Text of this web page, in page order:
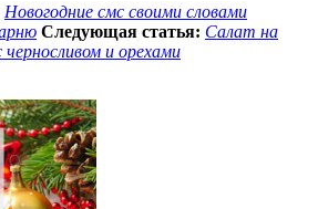
Новогодние смс своими словами
Следующая статья: Салат на
и орехами